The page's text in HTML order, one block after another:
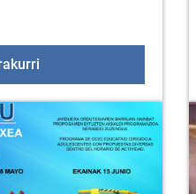
Duranako emakume